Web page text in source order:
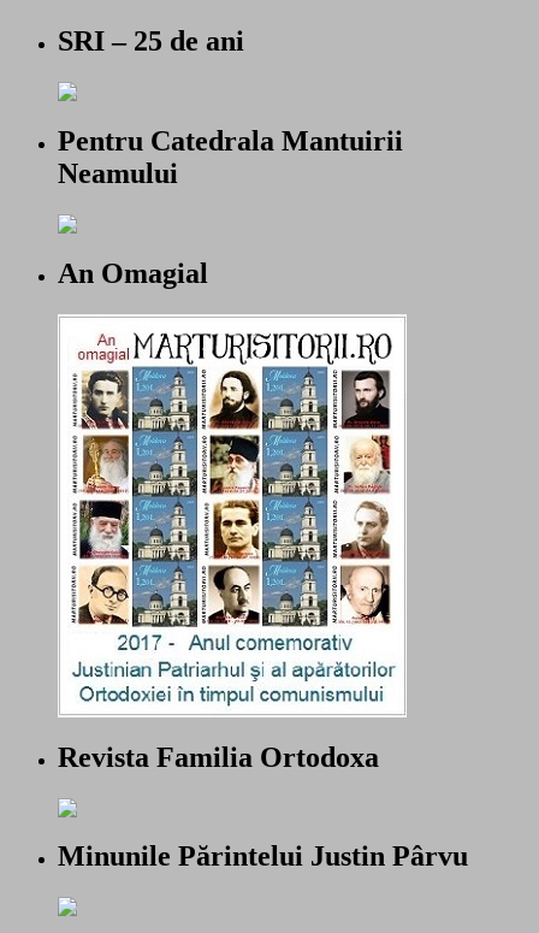
SRI – 25 de ani
Pentru Catedrala Mantuirii
Neamului
An Omagial
Revista Familia Ortodoxa
Minunile Părintelui Justin Pârvu